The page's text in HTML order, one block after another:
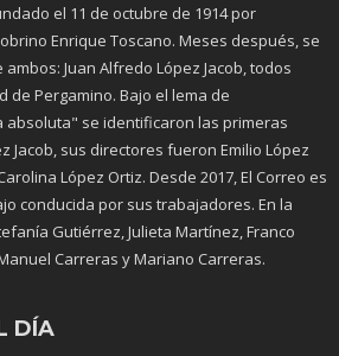
el 11 de octubre de 1914 por
Enrique Toscano. Meses después, se
Juan Alfredo López Jacob, todos
de Pergamino. Bajo el lema de
absoluta" se identificaron las primeras
Jacob, sus directores fueron Emilio López
López Ortiz. Desde 2017, El Correo es
conducida por sus trabajadores. En la
Gutiérrez, Julieta Martínez, Franco
Carreras y Mariano Carreras.
DÍA